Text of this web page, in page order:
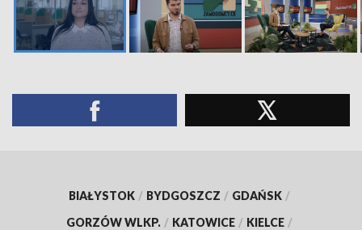
BIAŁYSTOK / BYDGOSZCZ / GDAŃSK /
GORZÓW WLKP. / KATOWICE / KIELCE /